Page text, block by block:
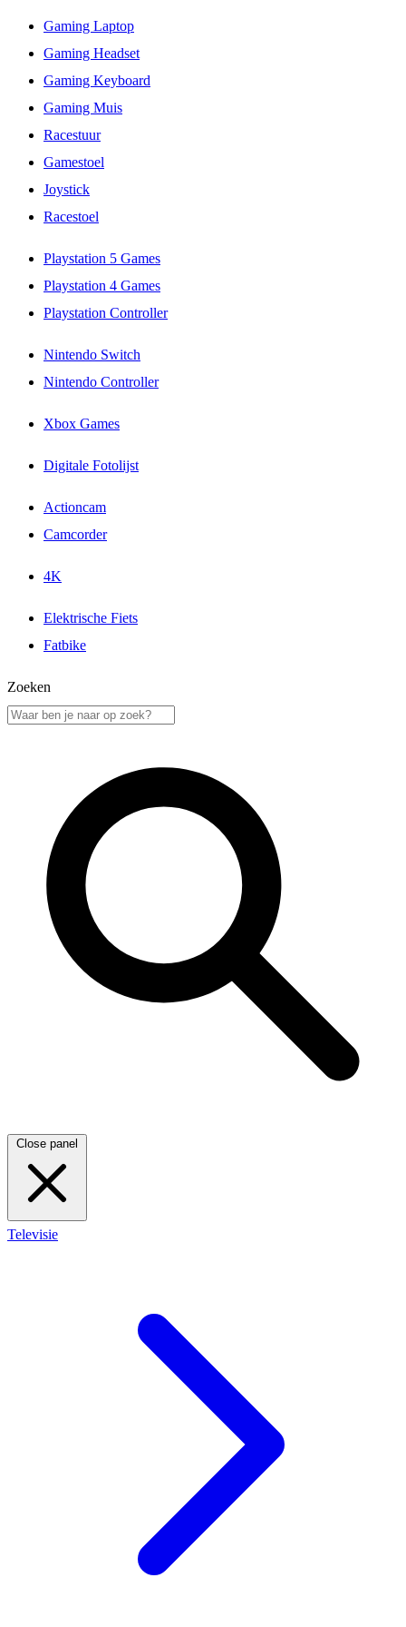
Gaming Laptop
Gaming Headset
Gaming Keyboard
Gaming Muis
Racestuur
Gamestoel
Joystick
Racestoel
Playstation 5 Games
Playstation 4 Games
Playstation Controller
Nintendo Switch
Nintendo Controller
Xbox Games
Digitale Fotolijst
Actioncam
Camcorder
4K
Elektrische Fiets
Fatbike
Zoeken
Close panel
Televisie